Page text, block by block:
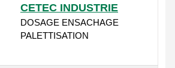
CETEC INDUSTRIE
DOSAGE ENSACHAGE
PALETTISATION